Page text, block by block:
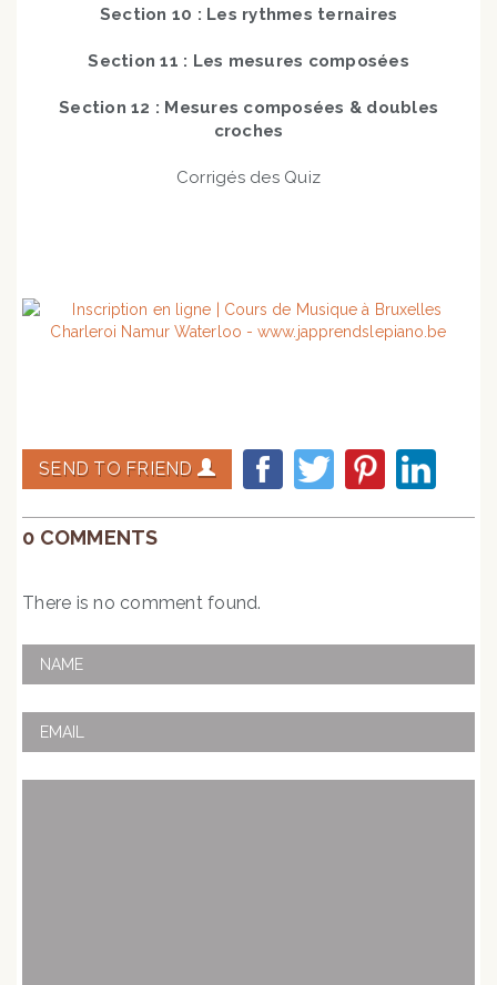
Section 10 : Les rythmes ternaires
Section 11 : Les mesures composées
Section 12 : Mesures composées & doubles
croches
Corrigés des Quiz
SEND TO FRIEND
0 COMMENTS
There is no comment found.